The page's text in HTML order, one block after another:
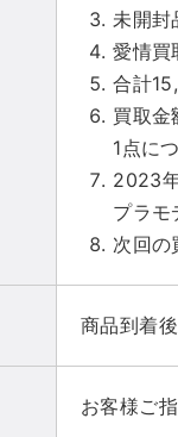
未開封
愛情買
合計
買取金
1点に
2023
プラモ
次回の
商品到着
お客様ご